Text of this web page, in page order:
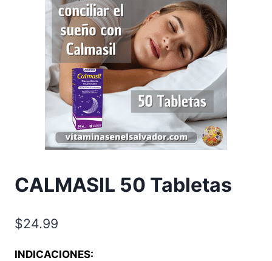
CALMASIL 50 Tabletas
$24.99
INDICACIONES: